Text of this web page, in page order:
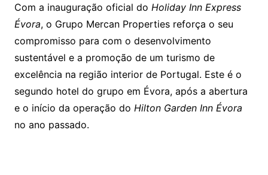
Com a inauguração oficial do Holiday Inn Express
Évora, o Grupo Mercan Properties reforça o seu
compromisso para com o desenvolvimento
sustentável e a promoção de um turismo de
excelência na região interior de Portugal. Este é o
segundo hotel do grupo em Évora, após a abertura
e o início da operação do Hilton Garden Inn Évora
no ano passado.